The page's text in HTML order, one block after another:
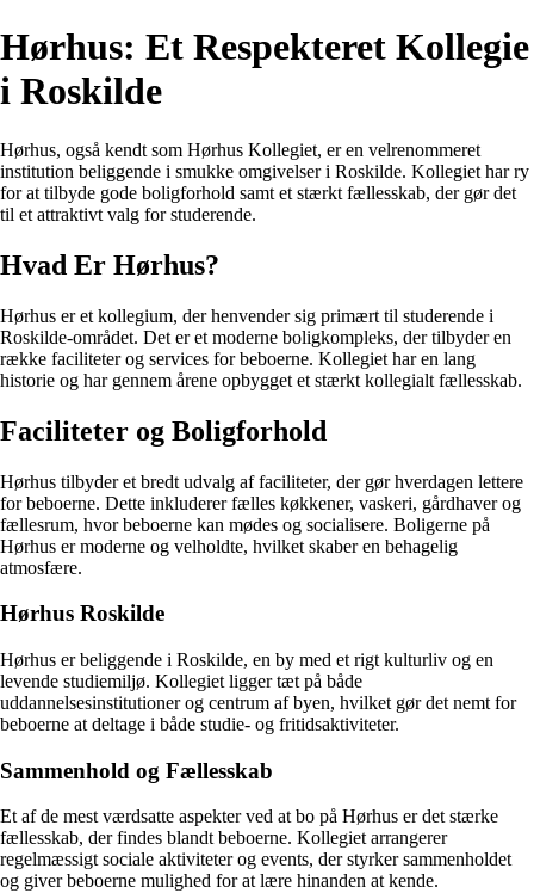
Hørhus: Et Respekteret Kollegie
i Roskilde
Hørhus, også kendt som Hørhus Kollegiet, er en velrenommeret
institution beliggende i smukke omgivelser i Roskilde. Kollegiet har ry
for at tilbyde gode boligforhold samt et stærkt fællesskab, der gør det
til et attraktivt valg for studerende.
Hvad Er Hørhus?
Hørhus er et kollegium, der henvender sig primært til studerende i
Roskilde-området. Det er et moderne boligkompleks, der tilbyder en
række faciliteter og services for beboerne. Kollegiet har en lang
historie og har gennem årene opbygget et stærkt kollegialt fællesskab.
Faciliteter og Boligforhold
Hørhus tilbyder et bredt udvalg af faciliteter, der gør hverdagen lettere
for beboerne. Dette inkluderer fælles køkkener, vaskeri, gårdhaver og
fællesrum, hvor beboerne kan mødes og socialisere. Boligerne på
Hørhus er moderne og velholdte, hvilket skaber en behagelig
atmosfære.
Hørhus Roskilde
Hørhus er beliggende i Roskilde, en by med et rigt kulturliv og en
levende studiemiljø. Kollegiet ligger tæt på både
uddannelsesinstitutioner og centrum af byen, hvilket gør det nemt for
beboerne at deltage i både studie- og fritidsaktiviteter.
Sammenhold og Fællesskab
Et af de mest værdsatte aspekter ved at bo på Hørhus er det stærke
fællesskab, der findes blandt beboerne. Kollegiet arrangerer
regelmæssigt sociale aktiviteter og events, der styrker sammenholdet
og giver beboerne mulighed for at lære hinanden at kende.